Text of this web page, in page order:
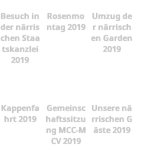
Besuch in
der närris
chen Staa
tskanzlei
2019
Rosenmo
ntag 2019
Umzug de
r närrisch
en Garden
2019
Kappenfa
hrt 2019
Gemeinsc
haftssitzu
ng MCC-M
CV 2019
Unsere nä
rrischen G
äste 2019